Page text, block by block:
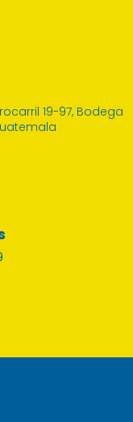
19-97, Bodega